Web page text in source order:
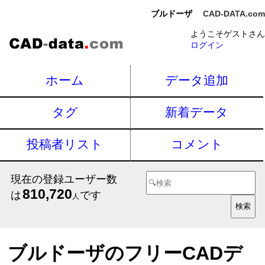
ブルドーザ CAD-DATA.com
ようこそゲストさん
ログイン
ホーム データ追加
タグ 新着データ
投稿者リスト コメント
現在の登録ユーザー数
は810,720 人 です
ブルドーザのフリーCADデ